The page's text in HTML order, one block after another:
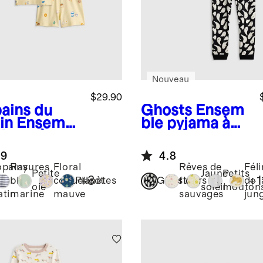
du
Ensembl
et
100 %
$29.90
Rayures
bleu
marine
Petite
oie
Floral
coquelicot
mauve
Planètes
+3
Ghosts Ensem
ble pyjama à
longues et
pantalon en
bambou
Nouveau
4.8
Ghosts
Rêves de
fleurs
sauvages
Jaune
soleil
Petits
de
+